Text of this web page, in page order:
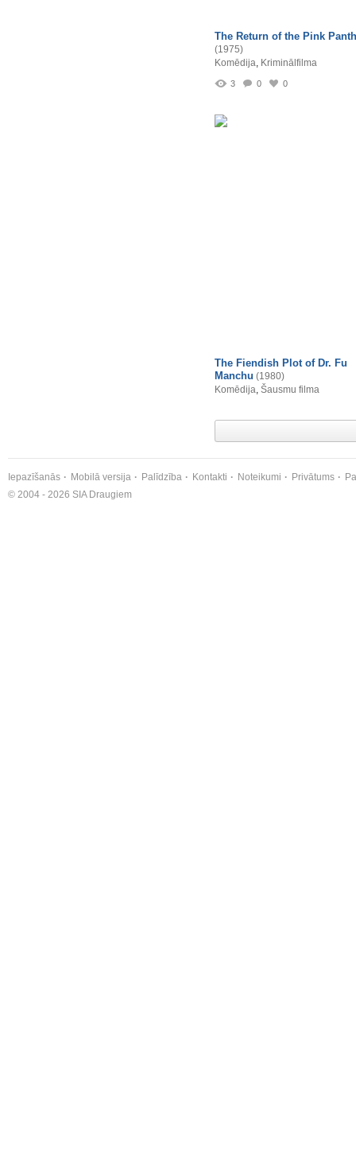
The Return of the Pink
(1975)
Komēdija, Kriminālfilma
3 0 0
The Fiendish Plot of Dr. Fu
Manchu (1980)
Komēdija, Šausmu filma
Iepazīšanās Mobilā versija Palīdzība Kontakti Noteikumi Privātums
© 2004 - 2026 SIA Draugiem